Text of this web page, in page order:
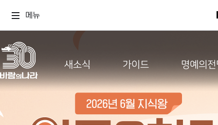
메뉴
새소식 가이드 명예의